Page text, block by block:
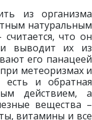
из организма
натуральным
что он
выводит их из
его панацеей
метеоризмах и
и обратная
действием, а
вещества –
витамины и все